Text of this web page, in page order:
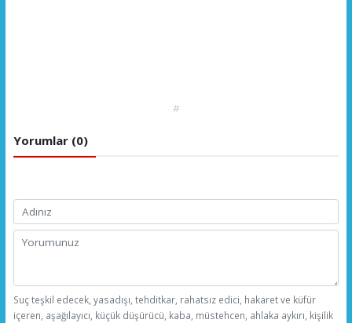
#
Yorumlar (0)
Suç teşkil edecek, yasadışı, tehditkar, rahatsız edici, hakaret ve küfür
içeren, aşağılayıcı, küçük düşürücü, kaba, müstehcen, ahlaka aykırı, kişilik